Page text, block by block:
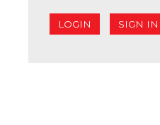
LOGIN SIGN IN